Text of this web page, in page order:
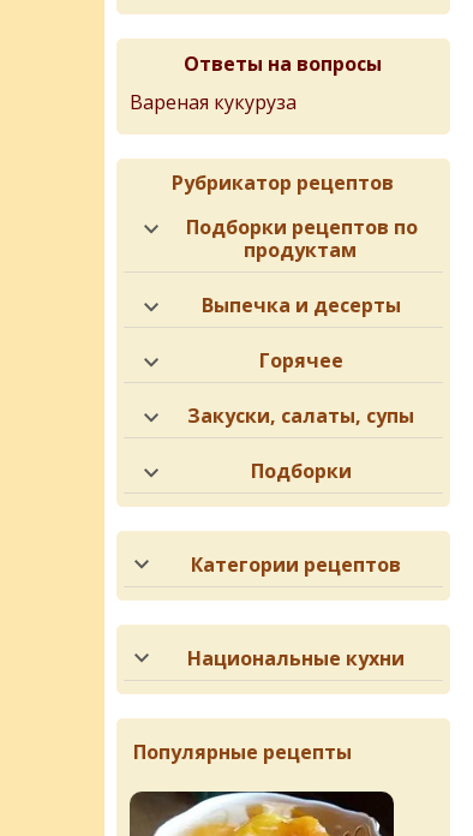
Ответы на вопросы
Вареная кукуруза
Рубрикатор рецептов
Подборки рецептов по
продуктам
Выпечка и десерты
Горячее
Закуски, салаты, супы
Подборки
Категории рецептов
Национальные кухни
Популярные рецепты